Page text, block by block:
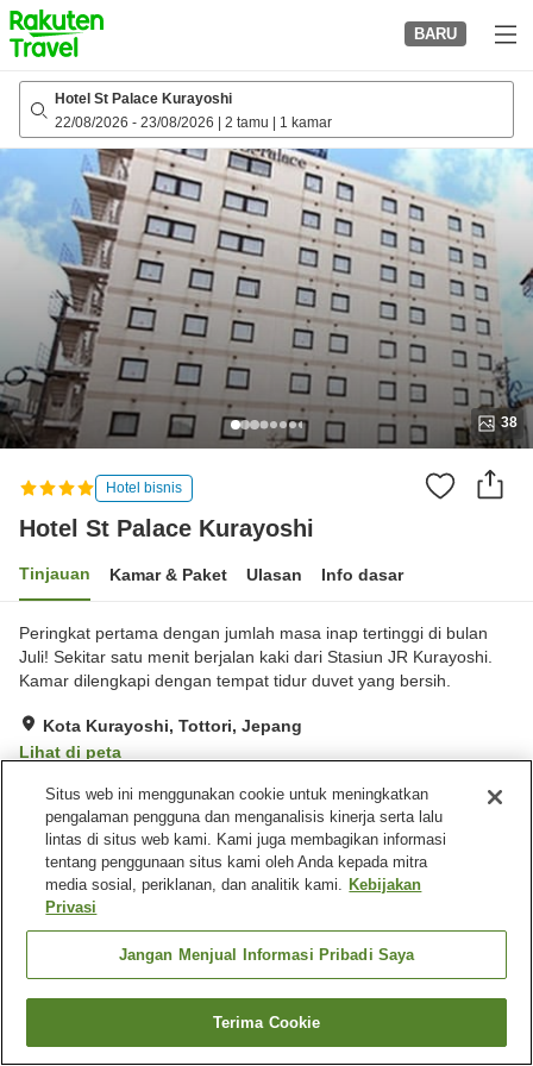
to
top
page
BARU
Hotel St Palace Kurayoshi
22/08/2026 - 23/08/2026 2 tamu 1 kamar
38
Hotel bisnis
Hotel St Palace Kurayoshi
Tinjauan Kamar & Paket Ulasan Info dasar
Peringkat pertama dengan jumlah masa inap tertinggi di bulan
Juli! Sekitar satu menit berjalan kaki dari Stasiun JR Kurayoshi.
Kamar dilengkapi dengan tempat tidur duvet yang bersih.
Kota Kurayoshi, Tottori, Jepang
Lihat di peta
Sangat baik Ulasan: 286
Fasilitas properti
Tempat parkir
Spa / Salon kecantikan
Restoran
Beranda Jepang Tottori
Kota Kurayoshi
Hotel St Palace Kurayoshi
Cari kamar
Situs web ini menggunakan cookie untuk meningkatkan
pengalaman pengguna dan menganalisis kinerja serta lalu
lintas di situs web kami. Kami juga membagikan informasi
tentang penggunaan situs kami oleh Anda kepada mitra
media sosial, periklanan, dan analitik kami. Kebijakan
Privasi
Jangan Menjual Informasi Pribadi Saya
Terima Cookie